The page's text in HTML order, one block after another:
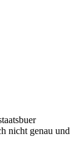
nicht genau und